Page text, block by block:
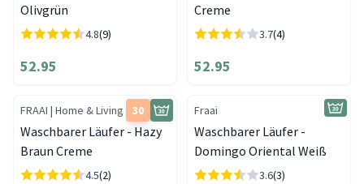
Olivgrün
4.8(9)
52.95
Creme
3.7(4)
52.95
30
FRAAI | Home & Living
Waschbarer Läufer - Hazy
Braun Creme
4.5(2)
Fraai
Waschbarer Läufer -
Domingo Oriental Weiß
3.6(3)